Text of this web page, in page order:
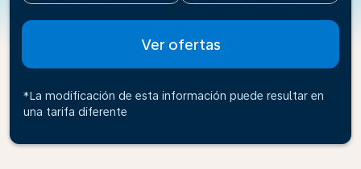
Ver ofertas
*La modificación de esta información puede resultar en
una tarifa diferente